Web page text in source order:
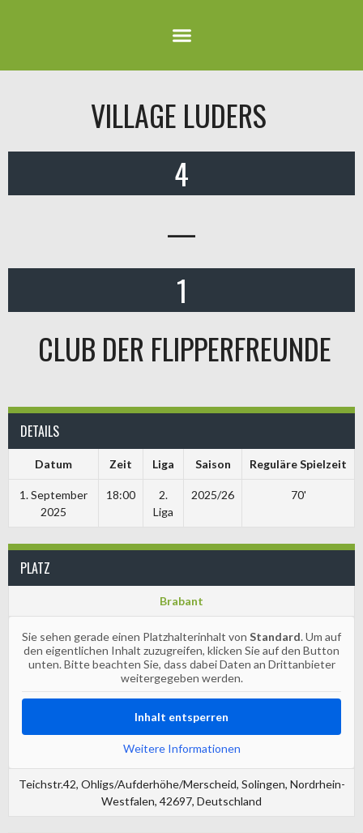
VILLAGE LUDERS
4
—
1
CLUB DER FLIPPERFREUNDE
DETAILS
Datum Zeit Liga Saison Reguläre Spielzeit
1. September
2025
18:00
2.
Liga
2025/26 70'
PLATZ
Brabant
Sie sehen gerade einen Platzhalterinhalt von Standard. Um auf
den eigentlichen Inhalt zuzugreifen, klicken Sie auf den Button
unten. Bitte beachten Sie, dass dabei Daten an Drittanbieter
weitergegeben werden.
Inhalt entsperren
Weitere Informationen
Teichstr.42, Ohligs/Aufderhöhe/Merscheid, Solingen, Nordrhein-
Westfalen, 42697, Deutschland